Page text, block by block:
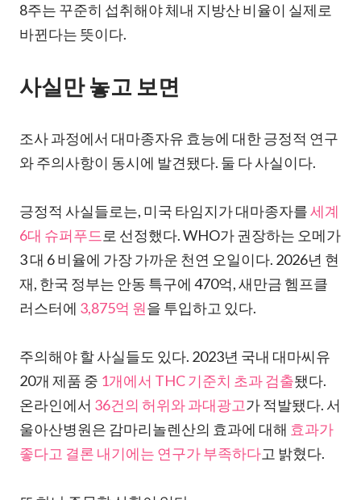
8주는 꾸준히 섭취해야 체내 지방산 비율이 실제로
바뀐다는 뜻이다.
사실만 놓고 보면
조사 과정에서 대마종자유 효능에 대한 긍정적 연구
와 주의사항이 동시에 발견됐다. 둘 다 사실이다.
긍정적 사실들로는, 미국 타임지가 대마종자를세계
6대 슈퍼푸드 로 선정했다. WHO가 권장하는 오메가
3 대 6 비율에 가장 가까운 천연 오일이다. 2026년 현
재, 한국 정부는 안동 특구에 470억, 새만금 헴프클
러스터에 3,875억 원을 투입하고 있다.
주의해야 할 사실들도 있다. 2023년 국내 대마씨유
20개 제품 중 1개에서 THC 기준치 초과 검출됐다.
온라인에서 36건의 허위와 과대광고가 적발됐다. 서
울아산병원은 감마리놀렌산의 효과에 대해 효과가
좋다고 결론 내기에는 연구가 부족하다고 밝혔다.